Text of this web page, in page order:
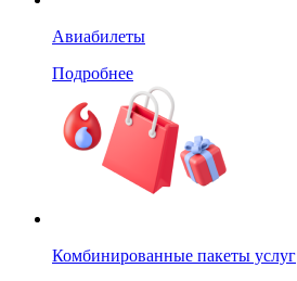
Авиабилеты
Подробнее
Комбинированные пакеты услуг